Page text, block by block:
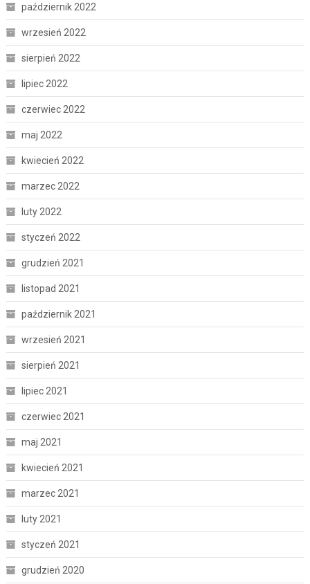
październik 2022
wrzesień 2022
sierpień 2022
lipiec 2022
czerwiec 2022
maj 2022
kwiecień 2022
marzec 2022
luty 2022
styczeń 2022
grudzień 2021
listopad 2021
październik 2021
wrzesień 2021
sierpień 2021
lipiec 2021
czerwiec 2021
maj 2021
kwiecień 2021
marzec 2021
luty 2021
styczeń 2021
grudzień 2020